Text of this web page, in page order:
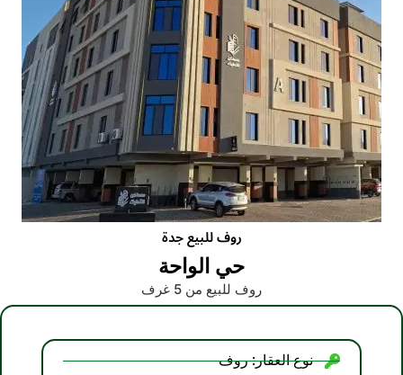
روف للبيع جدة
حي الواحة
روف للبيع من 5 غرف
نوع العقار: روف